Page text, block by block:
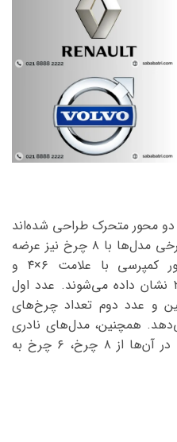
دو محور متحرک طراحی شده‌اند
و معمولاً ۱۰ چرخ دارند، هرچند برخی مدل‌ها با ۸ چرخ نیز عرضه
می‌شوند. کامیون‌های جفت‌محور کمپرسی با علامت ۶×۴ و
مدل‌های جفت‌محور باری با ۶×۲ نشان داده می‌شوند. عدد اول
و عدد دوم تعداد چرخ‌های
همچنین، مدل‌های نادری
با پیکربندی ۸×۶ وجود دارند که در آن‌ها از ۸ چرخ، ۶ چرخ به